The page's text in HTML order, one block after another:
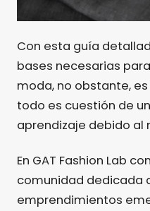
Con esta guía
bases necesarias
moda, no obstante,
todo es cuestión de
aprendizaje debido
En GAT Fashion Lab
comunidad dedicada
emprendimientos